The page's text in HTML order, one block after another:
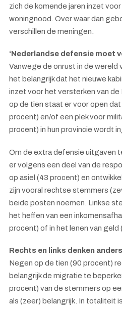
zich de komende jaren inzet
woningnood. Over waar dan
verschillen de meningen.
‘Nederlandse defensie moet
Vanwege de onrust in de
het belangrijk dat het nieuwe
inzet voor het versterken van
op de tien staat er voor open
procent) en/of een plek voor
procent) in hun provincie wordt
Om de extra defensie uitgaven
er volgens een deel van de
op asiel (43 procent) en
zijn vooral rechtse stemmers
beide posten noemen. Linkse
het heffen van een
procent) of in het lenen van geld
Rechts en links denken
Negen op de tien (90 procent)
belangrijk de migratie te
procent) van de stemmers op
als (zeer) belangrijk. In totaliteit